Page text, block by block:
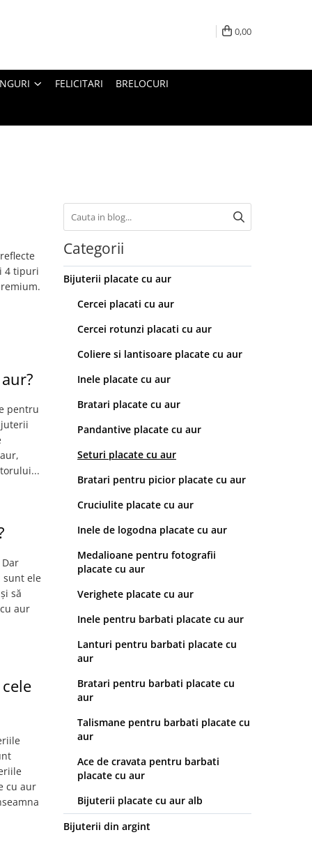
0,00
FELICITARI BRELOCURI
4 tipuri
pentru
sunt ele
să
aur
cu aur
Categorii
Bijuterii placate cu aur
Cercei placati cu aur
Cercei rotunzi placati cu aur
Coliere si lantisoare placate cu aur
Inele placate cu aur
Bratari placate cu aur
Pandantive placate cu aur
Seturi placate cu aur
Bratari pentru picior placate cu aur
Cruciulite placate cu aur
Inele de logodna placate cu aur
Medalioane pentru fotografii
placate cu aur
Verighete placate cu aur
Inele pentru barbati placate cu aur
Lanturi pentru barbati placate cu
aur
Bratari pentru barbati placate cu
aur
Talismane pentru barbati placate cu
aur
Ace de cravata pentru barbati
placate cu aur
Bijuterii placate cu aur alb
Bijuterii din argint